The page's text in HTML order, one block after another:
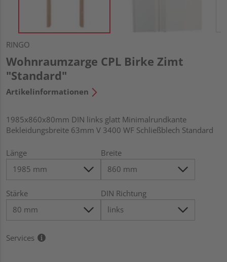
RINGO
Wohnraumzarge CPL Birke Zimt
"Standard"
Artikelinformationen
1985x860x80mm DIN links glatt Minimalrundkante
Bekleidungsbreite 63mm V 3400 WF Schließblech Standard
Länge Breite
Stärke DIN Richtung
Services